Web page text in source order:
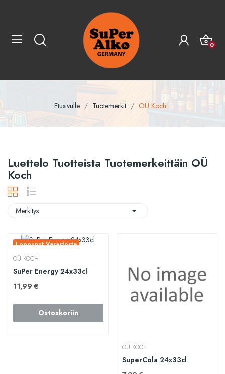
0
Etusivulle Tuotemerkit OÜ Koch
Luettelo Tuotteista Tuotemerkeittäin OÜ
Koch
Merkitys 
Loppunut Varastosta
OÜ KOCH
SuPer Energy 24x33cl
11,99 €
Ostoskoriin
OÜ KOCH
SuperCola 24x33cl